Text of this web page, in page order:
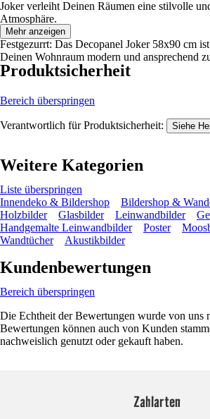
Joker verleiht Deinen Räumen eine stilvolle
Atmosphäre.
Festgezurrt: Das Decopanel Joker 58x90 cm
Deinen Wohnraum modern und ansprechend
Mehr anzeigen
Produktsicherheit
Bereich überspringen
Verantwortlich für Produktsicherheit: Siehe
Weitere Kategorien
Liste überspringen
Innendeko & Bildershop
Bildershop &
Holzbilder
Glasbilder Leinwandbilder
Handgemalte Leinwandbilder
Poster
Wandtücher
Akustikbilder
Kundenbewertungen
Bereich überspringen
Die Echtheit der Bewertungen wurde von uns
Bewertungen können auch von Kunden
nachweislich genutzt oder gekauft haben.
Zahlarten